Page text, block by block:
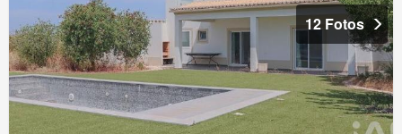
12 Fotos